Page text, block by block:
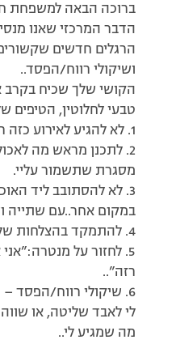
ברוכה הבאה למשפחת
הדבר המרכזי שאנו
הרגלים חדשים
ושיקולי רווח/הפסד..
הקושי שלך שכיח בקרב
טבעי לחלוטין, הטיפים
1. לא להגיע לאירוע כזה רעבה..
2. לתכנן מראש מה
מסגרת שתשמור עליי.
3. לא להסתובב ליד
במקום אחר..עם שתייה
4. להתמקד בהצלחות שלי ולא בכשלונות..
5. לחזור על
רזה”..
6. שיקולי רווח/הפסד
לי לאבד שליטה, או
מה שמגיע לי..